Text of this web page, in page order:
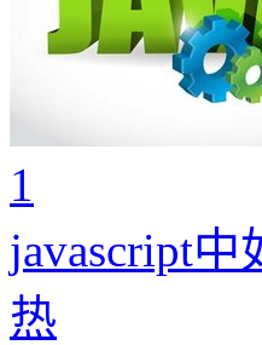
1
javascript
热